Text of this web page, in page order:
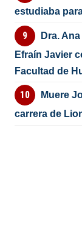
estudiaba
Dra.
Efraín Javier
Facultad de
Muere
carrera de